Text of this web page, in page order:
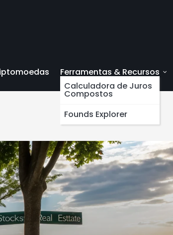
Ferramentas & Recursos
Calculadora de Juros
Compostos
Founds Explorer